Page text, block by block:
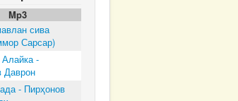
Mp3
сива
Сарсар)
-
Даврон
- Пирҳонов